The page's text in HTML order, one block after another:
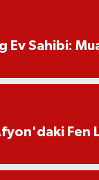
Ev Sahibi: